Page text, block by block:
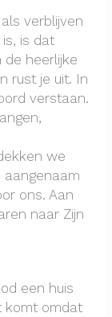
verblijven
is dat
heerlijke
rust je uit. In
verstaan.
we
aangenaam
ons. Aan
naar Zijn
een huis
komt omdat